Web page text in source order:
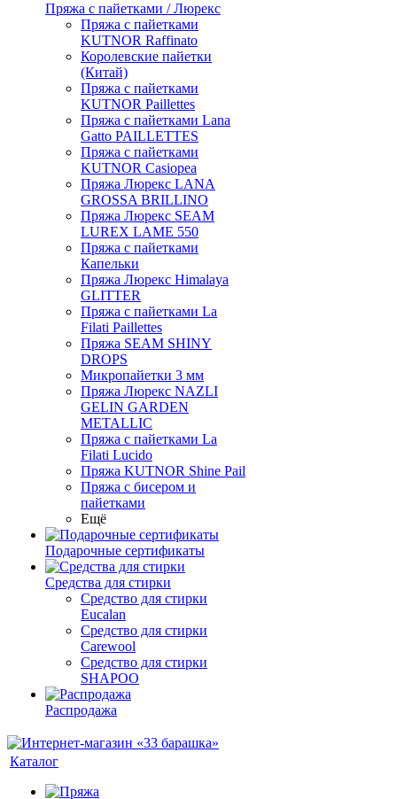
Пряжа с пайетками / Люрекс
Пряжа с пайетками
KUTNOR Raffinato
Королевские пайетки
(Китай)
Пряжа с пайетками
KUTNOR Paillettes
Пряжа с пайетками Lana
Gatto PAILLETTES
Пряжа с пайетками
KUTNOR Casiopea
Пряжа Люрекс LANA
GROSSA BRILLINO
Пряжа Люрекс SEAM
LUREX LAME 550
Пряжа с пайетками
Капельки
Пряжа Люрекс Himalaya
GLITTER
Пряжа с пайетками La
Filati Paillettes
Пряжа SEAM SHINY
DROPS
Микропайетки 3 мм
Пряжа Люрекс NAZLI
GELIN GARDEN
METALLIC
Пряжа с пайетками La
Filati Lucido
Пряжа KUTNOR Shine Pail
Пряжа с бисером и
пайетками
Ещё
Подарочные сертификаты
Средства для стирки
Средство для стирки
Eucalan
Средство для стирки
Carewool
Средство для стирки
SHAPOO
Распродажа
Каталог